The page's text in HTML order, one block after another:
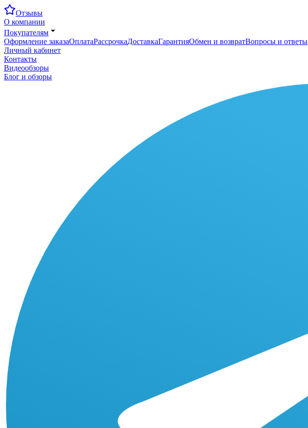
Отзывы
О компании
Покупателям
Оформление заказаОплатаРассрочкаДоставкаГарантияОбмен и возвратВопросы и ответы
Личный кабинет
Контакты
Видеообзоры
Блог и обзоры